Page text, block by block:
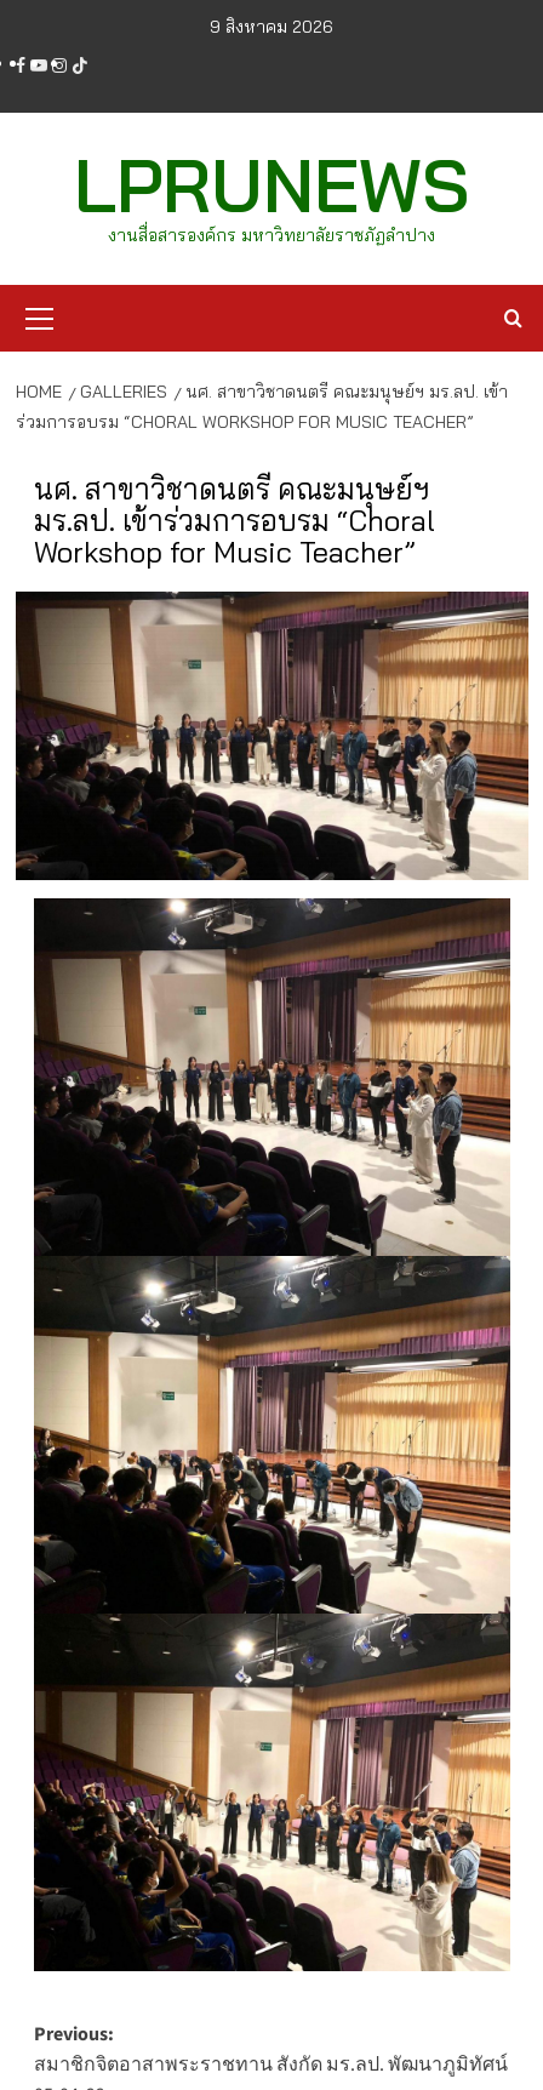
content
9 สิงหาคม 2026
facebook
youtube
instagram
tiktok
LPRUNEWS
งานสื่อสารองค์กร มหาวิทยาลัยราชภัฏลำปาง
Menu
HOME GALLERIES
นศ. สาขาวิชาดนตรี คณะมนุษย์ฯ มร.ลป. เข้า
ร่วมการอบรม “CHORAL WORKSHOP FOR MUSIC TEACHER”
นศ. สาขาวิชาดนตรี คณะมนุษย์ฯ
มร.ลป. เข้าร่วมการอบรม “Choral
Workshop for Music Teacher”
Post
navigation
Previous:
สมาชิกจิตอาสาพระราชทาน สังกัด มร.ลป. พัฒนาภูมิทัศน์